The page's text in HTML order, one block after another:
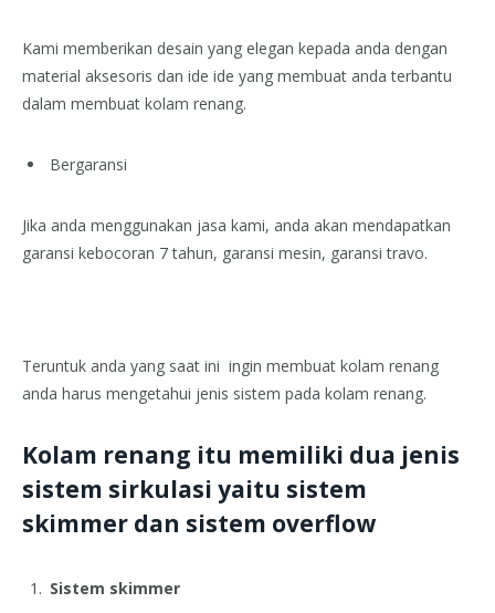
Kami memberikan desain yang elegan kepada anda dengan
material aksesoris dan ide ide yang membuat anda terbantu
dalam membuat kolam renang.
Bergaransi
Jika anda menggunakan jasa kami, anda akan mendapatkan
garansi kebocoran 7 tahun, garansi mesin, garansi travo.
Teruntuk anda yang saat ini ingin membuat kolam renang
anda harus mengetahui jenis sistem pada kolam renang.
Kolam renang itu memiliki dua jenis
sistem sirkulasi yaitu sistem
skimmer dan sistem overflow
Sistem skimmer